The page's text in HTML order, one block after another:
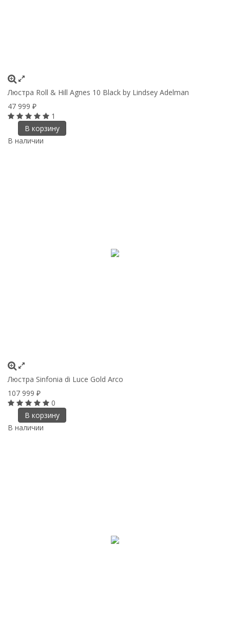
Люстра Roll & Hill Agnes 10 Black by Lindsey Adelman
47 999 ₽
1
В корзину
В наличии
Люстра Sinfonia di Luce Gold Arco
107 999 ₽
0
В корзину
В наличии